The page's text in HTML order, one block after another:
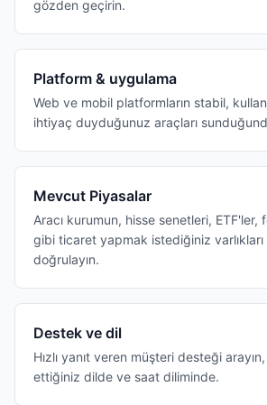
gözden geçirin.
Platform & uygulama
Web ve mobil platformların stabil,
ihtiyaç duyduğunuz araçları
Mevcut Piyasalar
Aracı kurumun, hisse senetleri,
gibi ticaret yapmak istediğiniz
doğrulayın.
Destek ve dil
Hızlı yanıt veren müşteri desteği
ettiğiniz dilde ve saat diliminde.